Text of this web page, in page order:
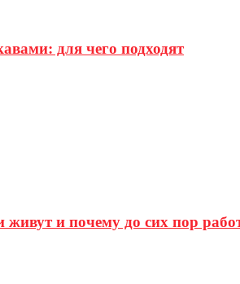
для чего подходят
живут и почему до сих пор